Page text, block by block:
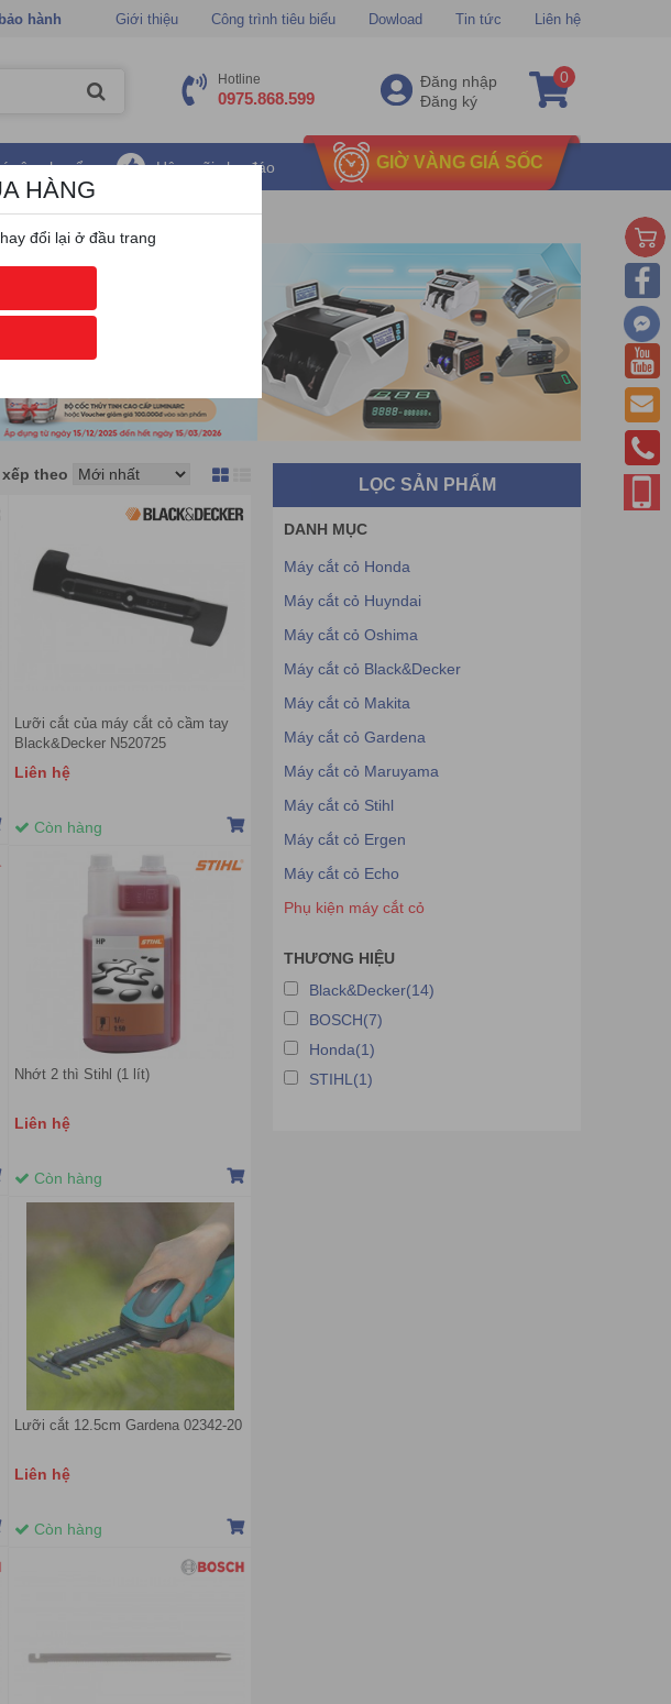
hành Giới thiệu Công trình tiêu biểu Dowload Tin tức Liên hệ
Hotline
0975.868.599
Đăng nhập
Đăng ký
0
vận chuyển Hậu mãi chu đáo GIỜ VÀNG GIÁ SỐC
xếp theo
Lưỡi cắt của máy cắt cỏ cầm tay
Black&Decker N520725
Liên hệ
Còn hàng
Nhớt 2 thì Stihl (1 lít)
Liên hệ
Còn hàng
Lưỡi cắt 12.5cm Gardena 02342-20
Liên hệ
Còn hàng
LỌC SẢN PHẨM
DANH MỤC
Máy cắt cỏ Honda
Máy cắt cỏ Huyndai
Máy cắt cỏ Oshima
Máy cắt cỏ Black&Decker
Máy cắt cỏ Makita
Máy cắt cỏ Gardena
Máy cắt cỏ Maruyama
Máy cắt cỏ Stihl
Máy cắt cỏ Ergen
Máy cắt cỏ Echo
Phụ kiện máy cắt cỏ
THƯƠNG HIỆU
Black&Decker(14)
BOSCH(7)
Honda(1)
STIHL(1)
HÀNG
đổi lại ở đầu trang